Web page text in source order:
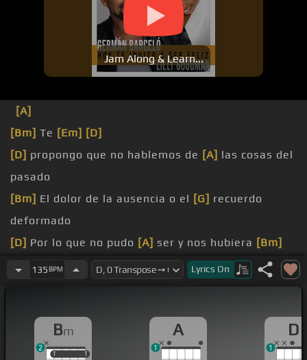
Jam Along & Learn...
[A]
[Bm] Te [Em] [D]
[D] propongo que no hablemos de [A] las cosas del
pasado
[Bm] El dolor de la ausencia o el [G] recuerdo
deformado
[D] Por lo que no pudo [A] ser y nos hubiera [Bm]
gustado
[Bm]De la vida que nos ha[D]bloqueado las
135 BPM Lyrics On
Bm
1 1
1 1
2
A
1
D
1